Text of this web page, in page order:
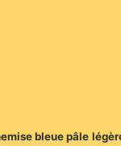
bleue pâle